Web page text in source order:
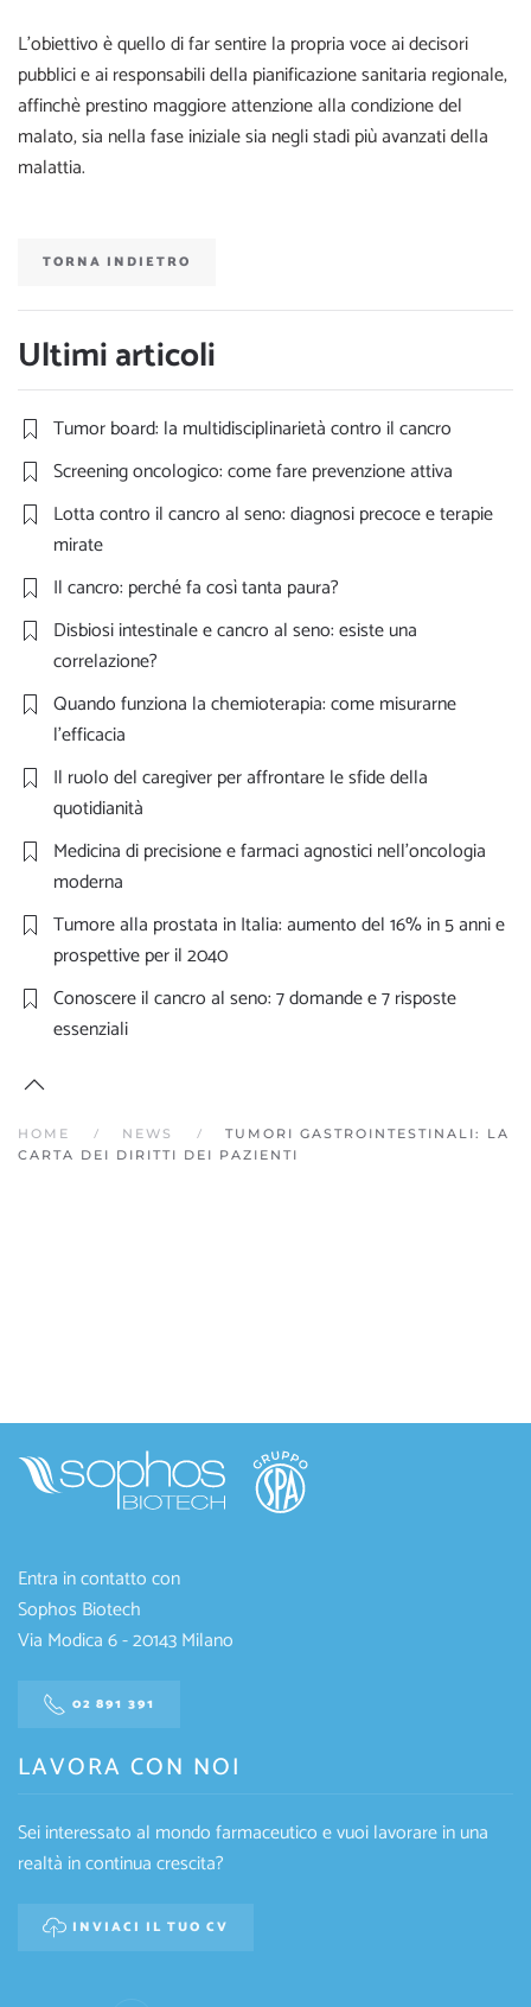
L’obiettivo è quello di far sentire la propria voce ai decisori
pubblici e ai responsabili della pianificazione sanitaria regionale,
affinchè prestino maggiore attenzione alla condizione del
malato, sia nella fase iniziale sia negli stadi più avanzati della
malattia.
TORNA INDIETRO
Ultimi articoli
Tumor board: la multidisciplinarietà contro il cancro
Screening oncologico: come fare prevenzione attiva
Lotta contro il cancro al seno: diagnosi precoce e terapie
mirate
Il cancro: perché fa così tanta paura?
Disbiosi intestinale e cancro al seno: esiste una
correlazione?
Quando funziona la chemioterapia: come misurarne
l’efficacia
Il ruolo del caregiver per affrontare le sfide della
quotidianità
Medicina di precisione e farmaci agnostici nell’oncologia
moderna
Tumore alla prostata in Italia: aumento del 16% in 5 anni e
prospettive per il 2040
Conoscere il cancro al seno: 7 domande e 7 risposte
essenziali
HOME NEWS
TUMORI GASTROINTESTINALI: LA
CARTA DEI DIRITTI DEI PAZIENTI
Entra in contatto con
Sophos Biotech
Via Modica 6 - 20143 Milano
02 891 391
LAVORA CON NOI
Sei interessato al mondo farmaceutico e vuoi lavorare in una
realtà in continua crescita?
INVIACI IL TUO CV